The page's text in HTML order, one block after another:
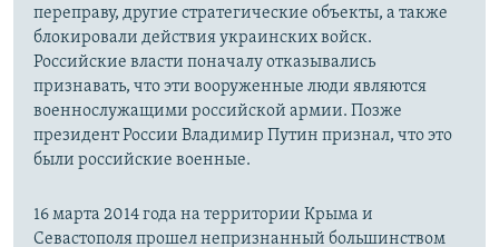
переправу, другие стратегические объекты, а также
блокировали действия украинских войск.
Российские власти поначалу отказывались
признавать, что эти вооруженные люди являются
военнослужащими российской армии. Позже
президент России Владимир Путин признал, что это
были российские военные.
16 марта 2014 года на территории Крыма и
Севастополя прошел непризнанный большинством